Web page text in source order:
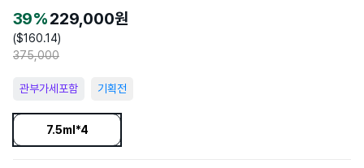
39%229,000원
($160.14)
375,000
관부가세포함 기획전
7.5ml*4